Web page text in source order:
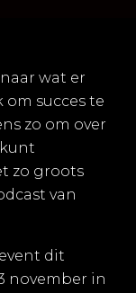
wat er
om succes te
zo om over
zo groots
van
dit
november in